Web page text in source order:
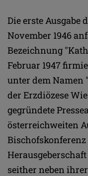
Die erste Ausgabe
November 1946
Bezeichnung
Februar 1947
unter dem Namen
der Erzdiözese
gegründete
österreichweiten
seither neben